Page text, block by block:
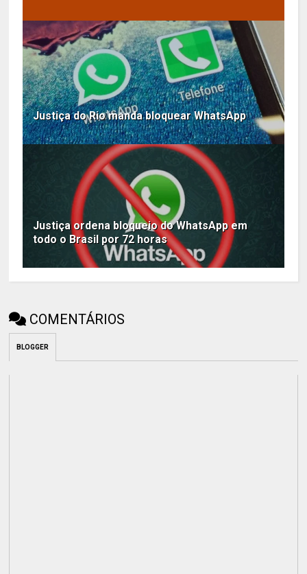
Justiça do Rio manda bloquear WhatsApp
Justiça ordena bloqueio do WhatsApp em
todo o Brasil por 72 horas
COMENTÁRIOS
BLOGGER